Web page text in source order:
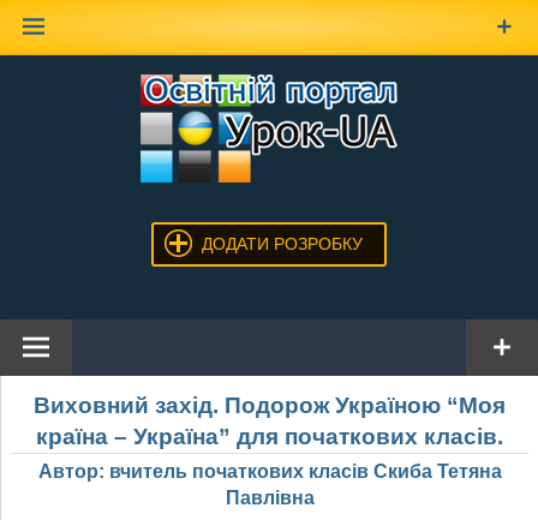
ДОДАТИ РОЗРОБКУ
Виховний захід. Подорож Україною “Моя
країна – Україна” для початкових класів.
Автор: вчитель початкових класів Скиба Тетяна
Павлівна